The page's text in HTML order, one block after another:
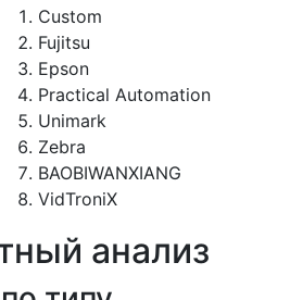
Custom
Fujitsu
Epson
Practical Automation
Unimark
Zebra
BAOBIWANXIANG
VidTroniX
анализ